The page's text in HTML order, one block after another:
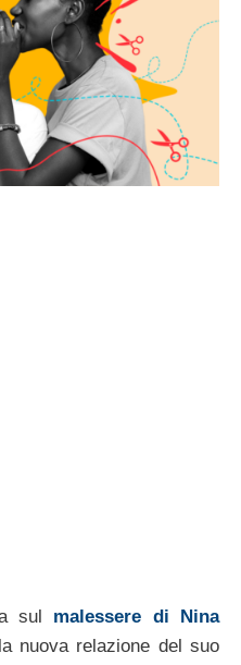
sul malessere di Nina
nuova relazione del suo